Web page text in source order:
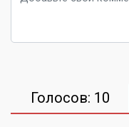
Голосов: 10